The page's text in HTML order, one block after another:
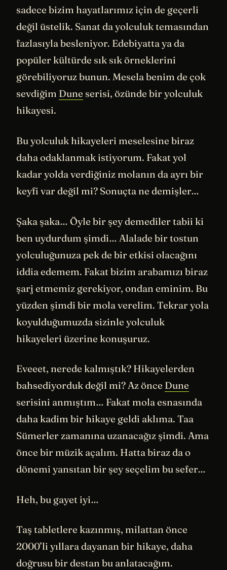
sadece bizim hayatlarımız için de geçerli
değil üstelik. Sanat da yolculuk temasından
fazlasıyla besleniyor. Edebiyatta ya da
popüler kültürde sık sık örneklerini
görebiliyoruz bunun. Mesela benim de çok
sevdiğim Dune serisi, özünde bir yolculuk
hikayesi.
Bu yolculuk hikayeleri meselesine biraz
daha odaklanmak istiyorum. Fakat yol
kadar yolda verdiğiniz molanın da ayrı bir
keyfi var değil mi? Sonuçta ne demişler…
Şaka şaka… Öyle bir şey demediler tabii ki
ben uydurdum şimdi… Alalade bir tostun
yolculuğunuza pek de bir etkisi olacağını
iddia edemem. Fakat bizim arabamızı biraz
şarj etmemiz gerekiyor, ondan eminim. Bu
yüzden şimdi bir mola verelim. Tekrar yola
koyulduğumuzda sizinle yolculuk
hikayeleri üzerine konuşuruz.
Eveeet, nerede kalmıştık? Hikayelerden
bahsediyorduk değil mi? Az önce Dune
serisini anmıştım… Fakat mola esnasında
daha kadim bir hikaye geldi aklıma. Taa
Sümerler zamanına uzanacağız şimdi. Ama
önce bir müzik açalım. Hatta biraz da o
dönemi yansıtan bir şey seçelim bu sefer…
Heh, bu gayet iyi…
Taş tabletlere kazınmış, milattan önce
2000’li yıllara dayanan bir hikaye, daha
doğrusu bir destan bu anlatacağım.